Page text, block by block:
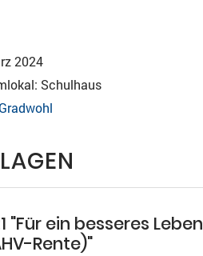
2024
Schulhaus
ein besseres Leben
Rente)"